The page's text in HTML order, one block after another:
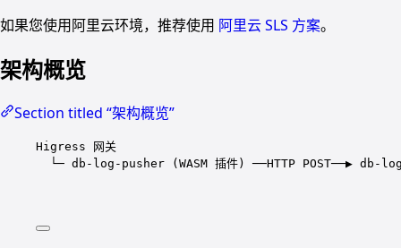
如果您使用阿里云环境，推荐使用 阿里云 SLS 方案。
架构概览
Section titled “架构概览”
Higress 网关
└─ db-log-pusher (WASM 插件) ──HTTP POST──▶